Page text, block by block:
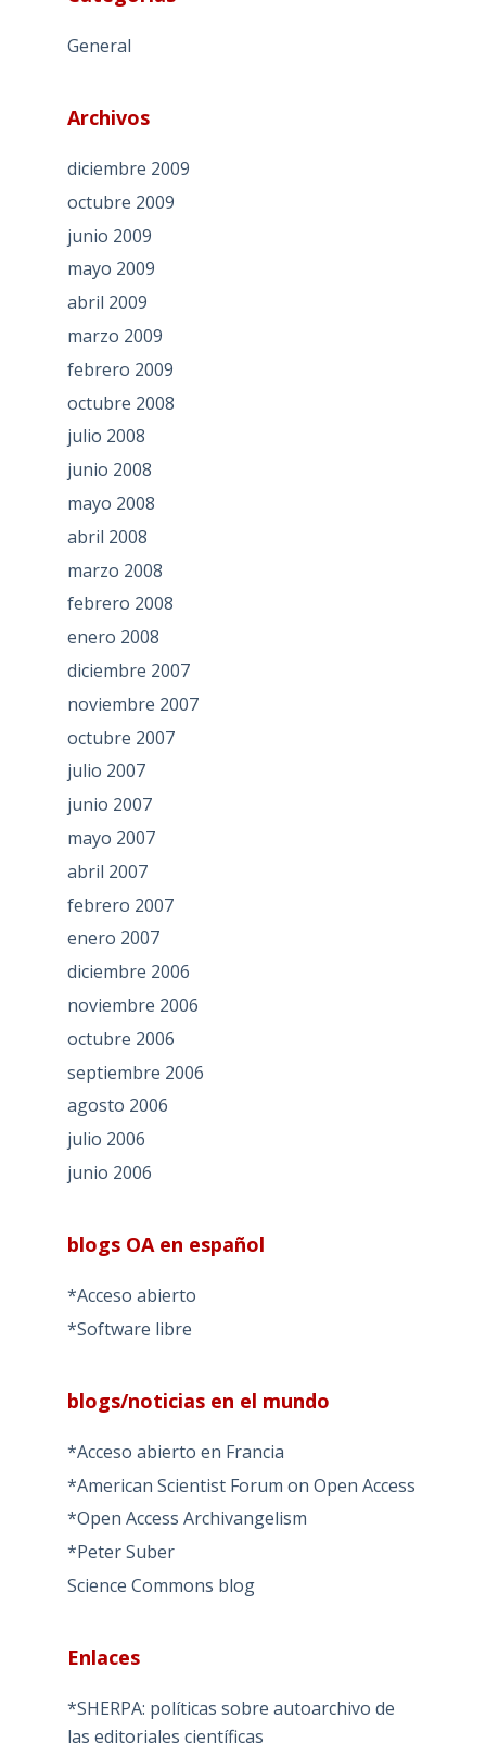
General
Archivos
diciembre 2009
octubre 2009
junio 2009
mayo 2009
abril 2009
marzo 2009
febrero 2009
octubre 2008
julio 2008
junio 2008
mayo 2008
abril 2008
marzo 2008
febrero 2008
enero 2008
diciembre 2007
noviembre 2007
octubre 2007
julio 2007
junio 2007
mayo 2007
abril 2007
febrero 2007
enero 2007
diciembre 2006
noviembre 2006
octubre 2006
septiembre 2006
agosto 2006
julio 2006
junio 2006
blogs OA en español
*Acceso abierto
*Software libre
blogs/noticias en el mundo
*Acceso abierto en Francia
*American Scientist Forum on Open Access
*Open Access Archivangelism
*Peter Suber
Science Commons blog
Enlaces
*SHERPA: políticas sobre autoarchivo de
las editoriales científicas